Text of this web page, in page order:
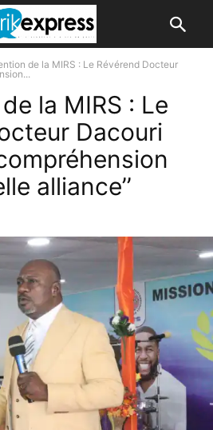
de la MIRS : Le Révérend Docteur
la MIRS : Le
Dacouri
alliance’’